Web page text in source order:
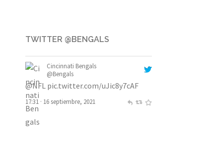
TWITTER @BENGALS
Cincinnati Bengals
@Bengals
@NFL pic.twitter.com/uJic8y7cAF
17:31 · 16 septiembre, 2021